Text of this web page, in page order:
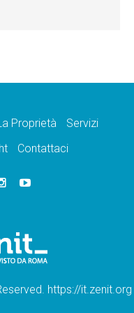
Proprietà
Servizi
Contattaci
https://it.zenit.org